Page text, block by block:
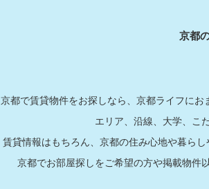
京都
京都で賃貸物件をお探しなら、京都ライフに
エリア、沿線、大学、こ
賃貸情報はもちろん、京都の住み心地や暮ら
京都でお部屋探しをご希望の方や掲載物件